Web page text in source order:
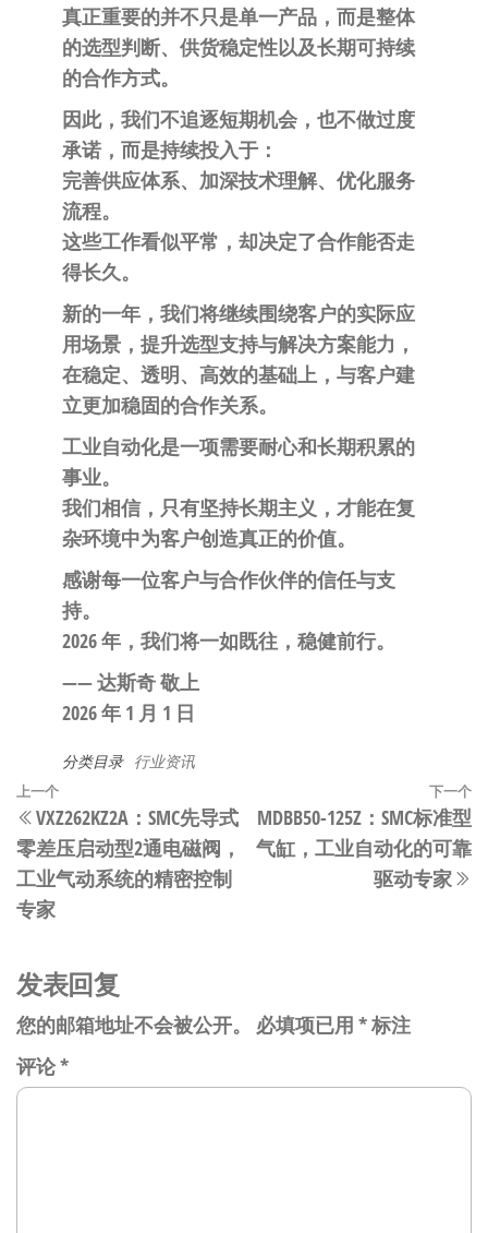
真正重要的并不只是单一产品，而是整体
的选型判断、供货稳定性以及长期可持续
的合作方式。
因此，我们不追逐短期机会，也不做过度
承诺，而是持续投入于：
完善供应体系、加深技术理解、优化服务
流程。
这些工作看似平常，却决定了合作能否走
得长久。
新的一年，我们将继续围绕客户的实际应
用场景，提升选型支持与解决方案能力，
在稳定、透明、高效的基础上，与客户建
立更加稳固的合作关系。
工业自动化是一项需要耐心和长期积累的
事业。
我们相信，只有坚持长期主义，才能在复
杂环境中为客户创造真正的价值。
感谢每一位客户与合作伙伴的信任与支
持。
2026 年，我们将一如既往，稳健前行。
—— 达斯奇 敬上
2026 年 1 月 1 日
分类目录 行业资讯
文
章
导
航
上
一
篇
文
章
上一个
VXZ262KZ2A：SMC先导式
零差压启动型2通电磁阀，
工业气动系统的精密控制
专家
下一个
MDBB50-125Z：SMC标准型
气缸，工业自动化的可靠
驱动专家
发表回复
您的邮箱地址不会被公开。 必填项已用 *标注
评论*